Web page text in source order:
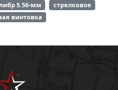
5.56-мм
стрелковое
винтовка